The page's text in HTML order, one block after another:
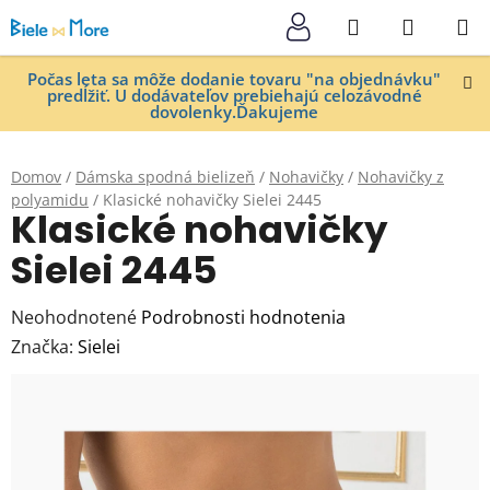
na
obsah
Počas leta sa môže dodanie tovaru "na objednávku"
predĺžiť. U dodávateľov prebiehajú celozávodné
dovolenky.Ďakujeme
Hľadať
KOŠÍK
Domov / Dámska spodná bielizeň / Nohavičky / Nohavičky z
polyamidu / Klasické nohavičky Sielei 2445
Klasické nohavičky
Sielei 2445
Priemerné
hodnotenie
Neohodnotené Podrobnosti hodnotenia
Značka: Sielei